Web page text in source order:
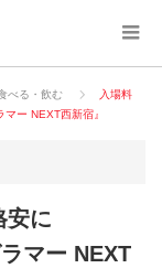
べる・飲む
入場料
ー NEXT西新宿』
安に
マー NEXT